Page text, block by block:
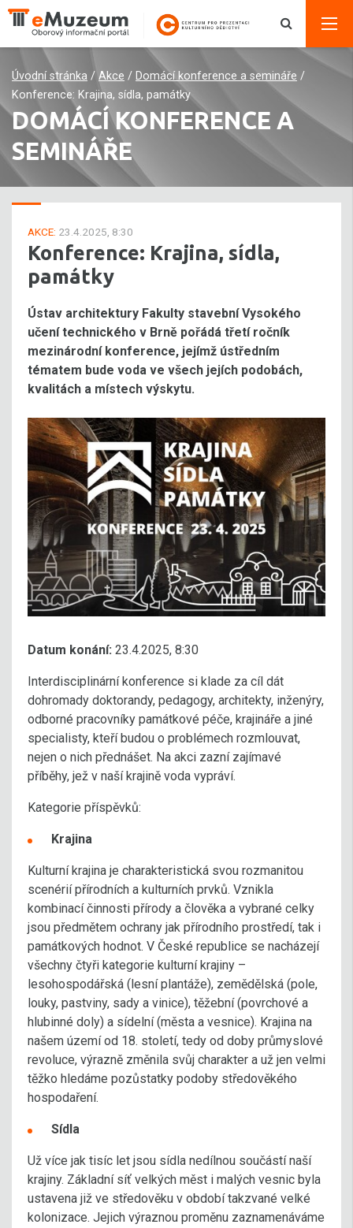
Úvodní stránka / Akce / Domácí konference a semináře /
Konference: Krajina, sídla, památky
DOMÁCÍ KONFERENCE A
SEMINÁŘE
AKCE: 23.4.2025, 8:30
Konference: Krajina, sídla,
památky
Ústav architektury Fakulty stavební Vysokého
učení technického v Brně pořádá třetí ročník
mezinárodní konference, jejímž ústředním
tématem bude voda ve všech jejích podobách,
kvalitách a místech výskytu.
Datum konání: 23.4.2025, 8:30
Interdisciplinární konference si klade za cíl dát
dohromady doktorandy, pedagogy, architekty, inženýry,
odborné pracovníky památkové péče, krajináře a jiné
specialisty, kteří budou o problémech rozmlouvat,
nejen o nich přednášet. Na akci zazní zajímavé
příběhy, jež v naší krajině voda vypráví.
Kategorie příspěvků:
Krajina
Kulturní krajina je charakteristická svou rozmanitou
scenérií přírodních a kulturních prvků. Vznikla
kombinací činnosti přírody a člověka a vybrané celky
jsou předmětem ochrany jak přírodního prostředí, tak i
památkových hodnot. V České republice se nacházejí
všechny čtyři kategorie kulturní krajiny –
lesohospodářská (lesní plantáže), zemědělská (pole,
louky, pastviny, sady a vinice), těžební (povrchové a
hlubinné doly) a sídelní (města a vesnice). Krajina na
našem území od 18. století, tedy od doby průmyslové
revoluce, výrazně změnila svůj charakter a už jen velmi
těžko hledáme pozůstatky podoby středověkého
hospodaření.
Sídla
Už více jak tisíc let jsou sídla nedílnou součástí naší
krajiny. Základní síť velkých měst i malých vesnic byla
ustavena již ve středověku v období takzvané velké
kolonizace. Jejich výraznou proměnu zaznamenáváme